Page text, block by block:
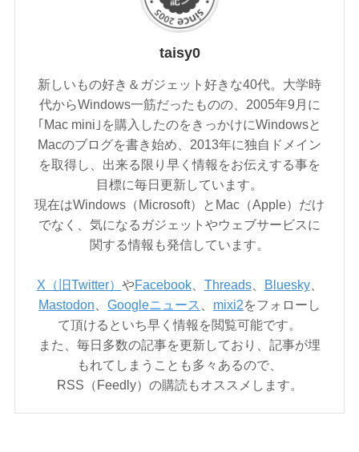
taisy0
新しいもの好き＆ガジェット好きな40代。大学時
代からWindows一筋だったものの、2005年9月に
｢Mac mini｣を購入したのをきっかけにWindowsと
Macのブログを書き始め、2013年に独自ドメイン
を取得し、出来る限り早く情報をお伝えする事を
目標に毎日更新しています。
現在はWindows（Microsoft）とMac（Apple）だけ
でなく、気になるガジェットやウェブサービスに
関する情報も発信しています。
X（旧Twitter） やFacebook、 Threads、 Bluesky、
Mastodon
Googleニュース mixi2をフォローし
て頂けるといち早く情報を閲覧可能です。
また、毎日多数の記事を更新しており、記事が埋
もれてしまうことも多々あるので、
RSS（Feedly）の購読もオススメします。